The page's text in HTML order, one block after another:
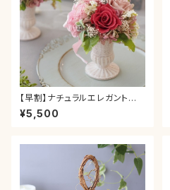
【早割】ナチュラルエレガントな
花器アレンジメント＊ピンク＊カ
ーネーション お祝い 引っ越
い 退職祝い 両親贈呈 還暦
¥5,500